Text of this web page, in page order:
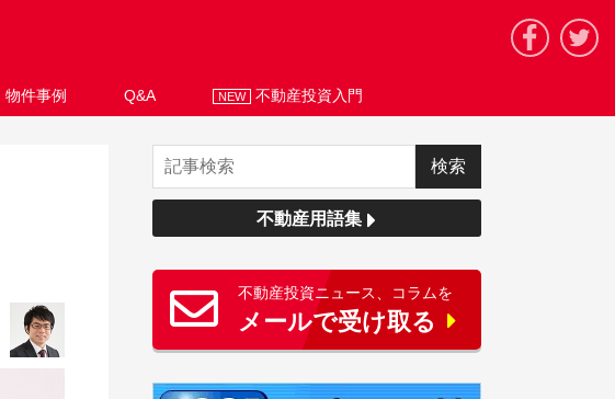
物件事例 Q&A NEW 不動産投資入門
不動産用語集
不動産投資ニュース、コラムを
メールで受け取る